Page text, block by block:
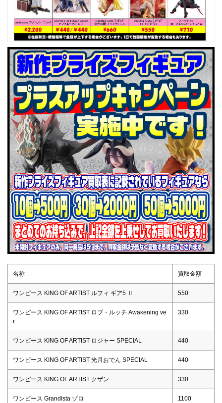
名称 買取金額
ワンピース KING OF ARTIST ルフィ ギア5 Ⅱ 550
ワンピース KING OF ARTIST ロブ・ルッチ Awakening ve
r.
330
ワンピース KING OF ARTIST ロジャー SPECIAL 440
ワンピース KING OF ARTIST 光月おでん SPECIAL 440
ワンピース KING OF ARTIST クザン 330
ワンピース Grandista ゾロ 1100